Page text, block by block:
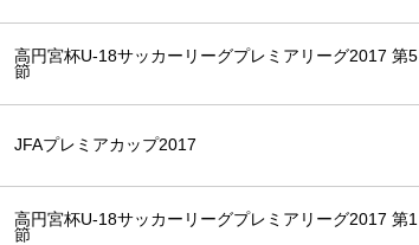
高円宮杯U-18サッカーリーグプレミアリーグ2017 第5
節
JFAプレミアカップ2017
高円宮杯U-18サッカーリーグプレミアリーグ2017 第1
節